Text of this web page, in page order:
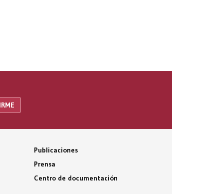
Publicaciones
Prensa
Centro de documentación